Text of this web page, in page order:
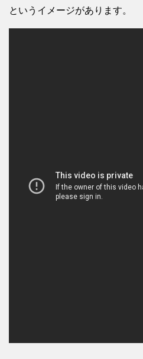
というイメージがあります。